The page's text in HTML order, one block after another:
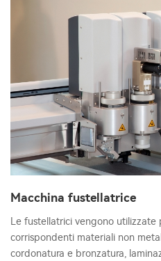
Macchina fustellatrice
Le fustellatrici vengono
corrispondenti materiali non
cordonatura e bronzatura,